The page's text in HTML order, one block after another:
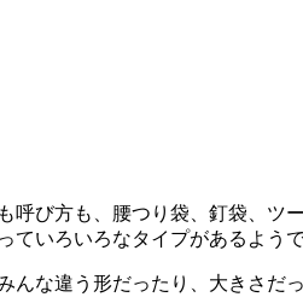
呼び方も、腰つり袋、釘袋、ツ
ていろいろなタイプがあるようで
んな違う形だったり、大きさ